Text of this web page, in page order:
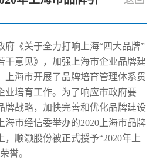
府《关于全力打响上海“四大品牌”
干意见》，加强上海市企业品牌建
上海市开展了品牌培育管理体系贯
业培育工作。为了响应市政府要
牌战略，加快完善和优化品牌建设
海市经信委举办的2020上海市品牌
顺灏股份被正式授予“2020年上
誉。